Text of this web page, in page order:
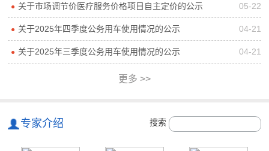
● 关于市场调节价医疗服务价格项目自主定价的公示 05-22
● 关于2025年四季度公务用车使用情况的公示 04-21
● 关于2025年三季度公务用车使用情况的公示 04-21
更多 >>
专家介绍 搜索